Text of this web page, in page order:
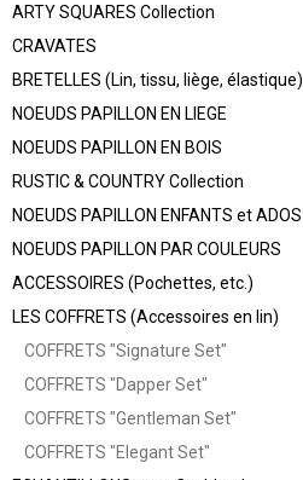
ARTY SQUARES Collection
CRAVATES
BRETELLES (Lin, tissu, liège, élastique)
NOEUDS PAPILLON EN LIEGE
NOEUDS PAPILLON EN BOIS
RUSTIC & COUNTRY Collection
NOEUDS PAPILLON ENFANTS et ADOS
NOEUDS PAPILLON PAR COULEURS
ACCESSOIRES (Pochettes, etc.)
LES COFFRETS (Accessoires en lin)
COFFRETS "Signature Set"
COFFRETS "Dapper Set"
COFFRETS "Gentleman Set"
COFFRETS "Elegant Set"